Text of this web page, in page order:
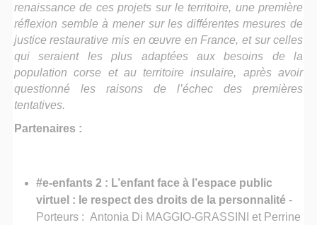
renaissance de ces projets sur le territoire, une première
réflexion semble à mener sur les différentes mesures de
justice restaurative mis en œuvre en France, et sur celles
qui seraient les plus adaptées aux besoins de la
population corse et au territoire insulaire, après avoir
questionné les raisons de l’échec des premières
tentatives.
Partenaires :
#e-enfants 2 : L’enfant face à l’espace public
virtuel : le respect des droits de la personnalité-
Porteurs : Antonia Di MAGGIO-GRASSINI et Perrine